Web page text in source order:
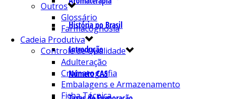
História no Brasil
Introdução
Número CAS
Outros
Glossário
Farmacognosia
Cadeia Produtiva
Controle de Qualidade
Adulteração
Cromatografia
Embalagens e Armazenamento
Ficha Técnica